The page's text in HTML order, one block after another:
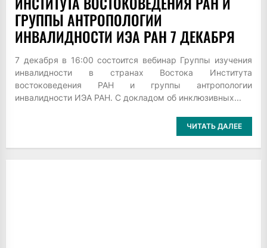
ГРУППЫ АНТРОПОЛОГИИ
ИНВАЛИДНОСТИ ИЭА РАН 7 ДЕКАБРЯ
7 декабря в 16:00 состоится вебинар Группы изучения
инвалидности в странах Востока Института
востоковедения РАН и группы антропологии
инвалидности ИЭА РАН. С докладом об инклюзивных...
ЧИТАТЬ ДАЛЕЕ